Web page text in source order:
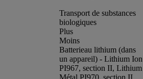
Transport de substances
biologiques
Plus
Moins
Batterieau lithium (dans
un appareil) - Lithium Ion
PI967, section II, Lithium